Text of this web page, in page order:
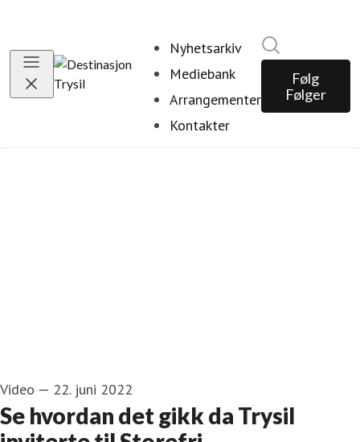
Nyhetsarkiv
Mediebank
Arrangementer
Kontakter
Følg
Følger
Video — 22. juni 2022
Se hvordan det gikk da Trysil